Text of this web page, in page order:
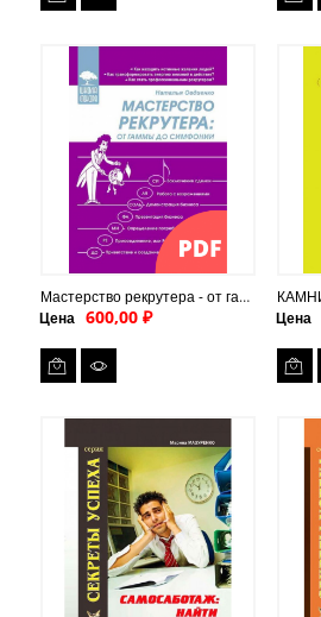
Мастерство рекрутера - от гаммы до симфонии (PDF)
Цена 600,00 ₽
Цена